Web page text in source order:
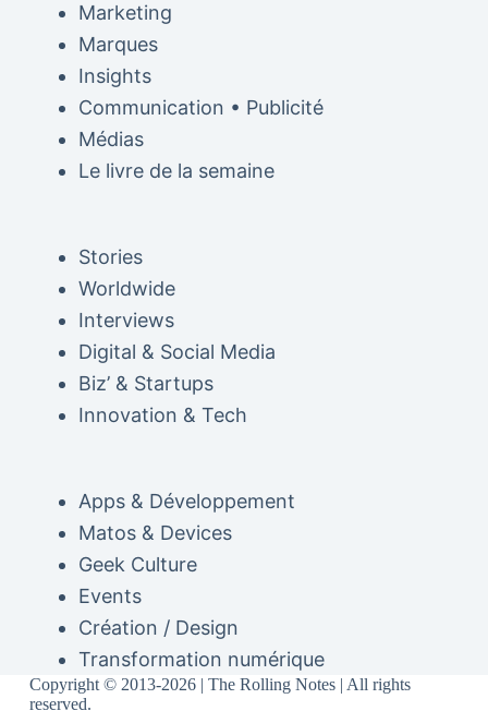
Marketing
Marques
Insights
Communication • Publicité
Médias
Le livre de la semaine
Stories
Worldwide
Interviews
Digital & Social Media
Biz’ & Startups
Innovation & Tech
Apps & Développement
Matos & Devices
Geek Culture
Events
Création / Design
Transformation numérique
Copyright © 2013-2026 | The Rolling Notes | All rights
reserved.